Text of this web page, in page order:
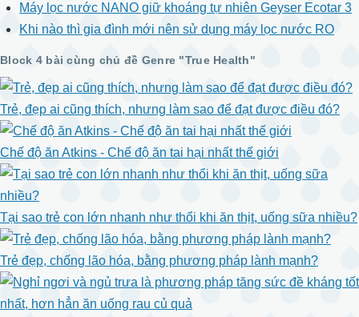
Máy lọc nước NANO giữ khoáng tự nhiên Geyser Ecotar 3
Khi nào thì gia đình mới nên sử dụng máy lọc nước RO
Block 4 bài cùng chủ đề Genre "True Health"
Trẻ, đẹp ai cũng thích, nhưng làm sao để đạt được điều đó?
Chế độ ăn Atkins - Chế độ ăn tai hại nhất thế giới
Tại sao trẻ con lớn nhanh như thổi khi ăn thịt, uống sữa nhiều?
Trẻ đẹp, chống lão hóa, bằng phương pháp lành mạnh?